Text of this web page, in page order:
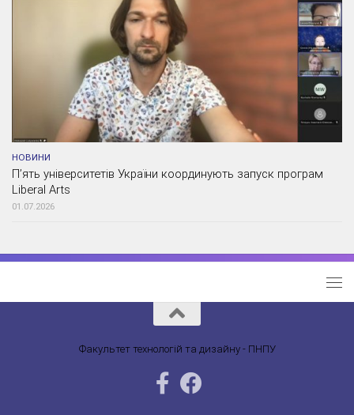
НОВИНИ
П’ять університетів України координують запуск програм
Liberal Arts
01.07.2026
Факультет технологій та дизайну - ПНПУ